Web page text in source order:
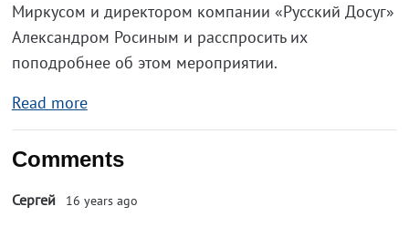
Миркусом и директором компании «Русский Досуг»
Александром Росиным и расспросить их
поподробнее об этом мероприятии.
Read more
Comments
Сергей 16 years ago